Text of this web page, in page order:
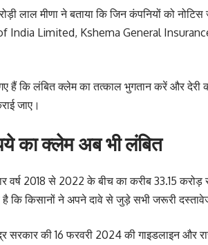
लाल मीणा ने बताया कि जिन कंपनियों को
India Limited, Kshema General
गए हैं कि लंबित क्लेम का तत्काल भुगतान करें और देरी
जाए।
का क्लेम अब भी लंबित
वर्ष 2018 से 2022 के बीच का करीब 33.15
कि किसानों ने अपने दावे से जुड़े सभी जरूरी
सरकार की 16 फरवरी 2024 की गाइडलाइन और